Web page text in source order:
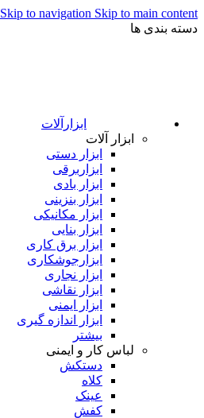
Skip to navigation Skip to main content
دسته بندی ها
ابزارآلات
ابزار آلات
ابزار دستی
ابزاربرقی
ابزار بادی
ابزار بنزینی
ابزار مکانیکی
ابزار بنایی
ابزار برق کاری
ابزارجوشکاری
ابزار نجاری
ابزار نقاشی
ابزار ایمنی
ابزار اندازه گیری
بیشتر
لباس کار و ایمنی
دستکش
کلاه
عینک
کفش